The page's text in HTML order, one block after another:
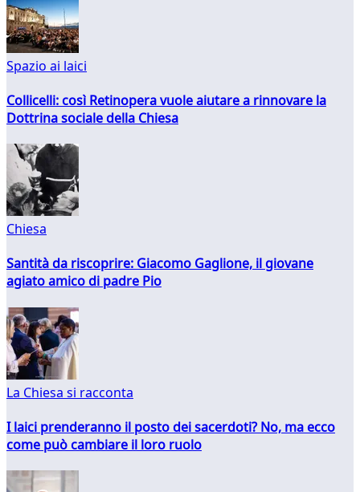
Spazio ai laici
Collicelli: così Retinopera vuole aiutare a rinnovare la
Dottrina sociale della Chiesa
Chiesa
Santità da riscoprire: Giacomo Gaglione, il giovane
agiato amico di padre Pio
La Chiesa si racconta
I laici prenderanno il posto dei sacerdoti? No, ma ecco
come può cambiare il loro ruolo